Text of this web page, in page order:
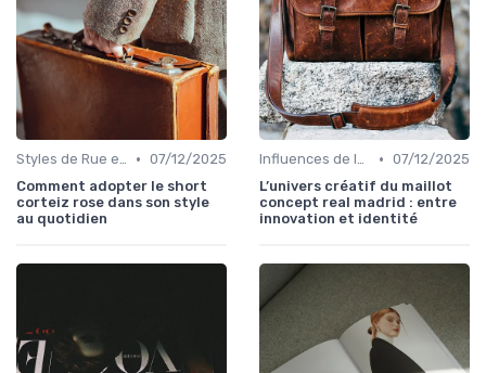
Styles de Rue et Looks du Moment • 07/12/2025
Comment adopter le short
corteiz rose dans son style
au quotidien
Influences de la Mode Internationale • 07/12/2025
L’univers créatif du maillot
concept real madrid : entre
innovation et identité